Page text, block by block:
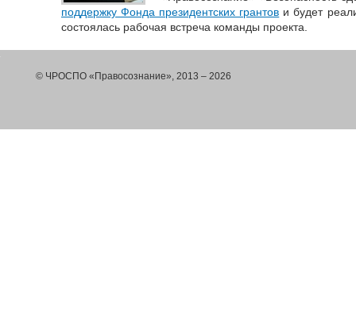
поддержку Фонда президентских грантов и будет
состоялась рабочая встреча команды проекта.
© ЧРОСПО «Правосознание», 2013 – 2026